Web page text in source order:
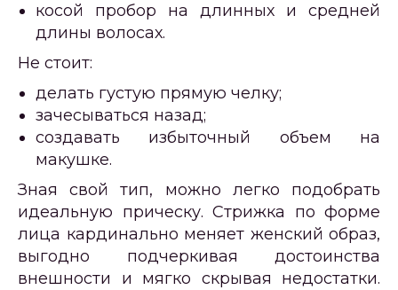
косой пробор на длинных и средней
длины волосах.
Не стоит:
делать густую прямую челку;
зачесываться назад;
создавать избыточный объем на
макушке.
Зная свой тип, можно легко подобрать
идеальную прическу. Стрижка по форме
лица кардинально меняет женский образ,
выгодно подчеркивая достоинства
внешности и мягко скрывая недостатки.